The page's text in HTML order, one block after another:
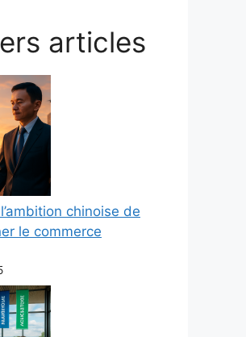
articles
chinoise de
le commerce